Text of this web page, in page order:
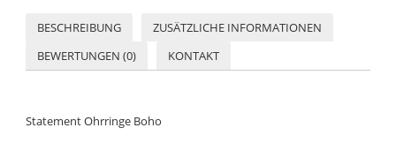
BESCHREIBUNG
ZUSÄTZLICHE INFORMATIONEN
BEWERTUNGEN (0)
KONTAKT
Statement Ohrringe Boho